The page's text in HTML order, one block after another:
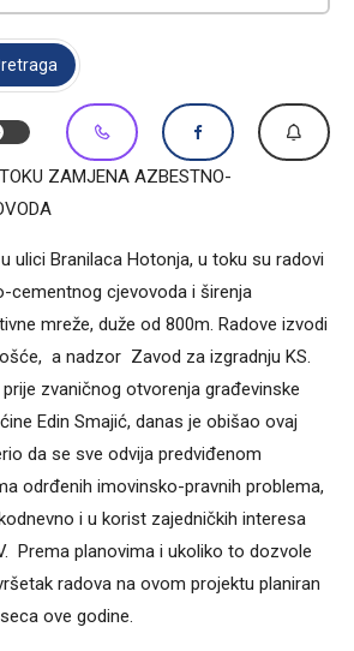
ZAMJENA AZBESTNO-
ulici Branilaca Hotonja, u toku su radovi
cementnog cjevovoda i širenja
mreže, duže od 800m. Radove izvodi
a nadzor Zavod za izgradnju KS.
zvaničnog otvorenja građevinske
Edin Smajić, danas je obišao ovaj
da se sve odvija predviđenom
odrđenih imovinsko-pravnih problema,
i u korist zajedničkih interesa
Prema planovima i ukoliko to dozvole
radova na ovom projektu planiran
ove godine.